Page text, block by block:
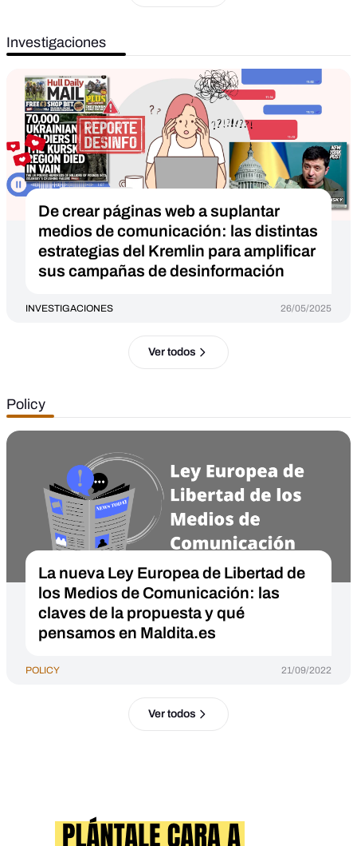
Investigaciones
De crear páginas web a suplantar
medios de comunicación: las distintas
estrategias del Kremlin para amplificar
sus campañas de desinformación
INVESTIGACIONES 26/05/2025
Ver todos
Policy
La nueva Ley Europea de Libertad de
los Medios de Comunicación: las
claves de la propuesta y qué
pensamos en Maldita.es
POLICY 21/09/2022
Ver todos